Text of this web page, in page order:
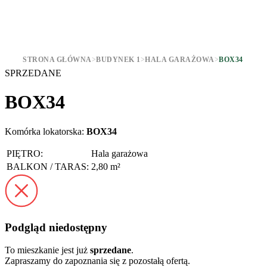
STRONA GŁÓWNA>BUDYNEK 1 >HALA GARAŻOWA>BOX34
SPRZEDANE
BOX34
Komórka lokatorska: BOX34
PIĘTRO:
Hala garażowa
BALKON / TARAS: 2,80 m²
Podgląd niedostępny
To mieszkanie jest już sprzedane.
Zapraszamy do zapoznania się z pozostałą ofertą.